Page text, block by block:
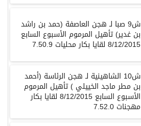
ش9 صبا لـ هجن العاصفة (حمد بن راشد
بن غدير) تأهيل المرموم الأسبوع السابع
8/12/2015 لقايا بكار محليات 7.50.9
ش10 الشاهينية لـ هجن الرئاسة (أحمد
بن مطر ماجد الخييلي ) تأهيل المرموم
الأسبوع السابع 8/12/2015 لقايا بكار
مهجنات 7.52.0